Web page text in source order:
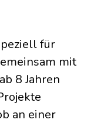
für
mit
8 Jahren
an einer